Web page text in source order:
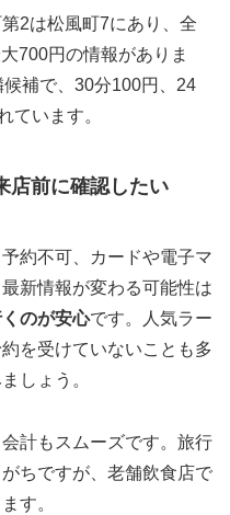
2は松風町7にあり、全
700円の情報がありま
補で、30分100円、24
ています。
店前に確認したい
約不可、カードや電子マ
新情報が変わる可能性は
のが安心です。人気ラー
を受けていないことも多
しょう。
計もスムーズです。旅行
ちですが、老舗飲食店で
す。